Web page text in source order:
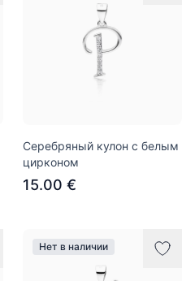
Серебряный кулон с белым
цирконом
15.00 €
Нет в наличии